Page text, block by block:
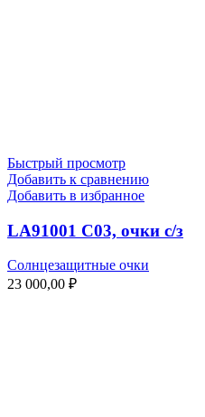
Быстрый просмотр
Добавить к сравнению
Добавить в избранное
LA91001 C03, очки с/з
Солнцезащитные очки
23 000,00 ₽